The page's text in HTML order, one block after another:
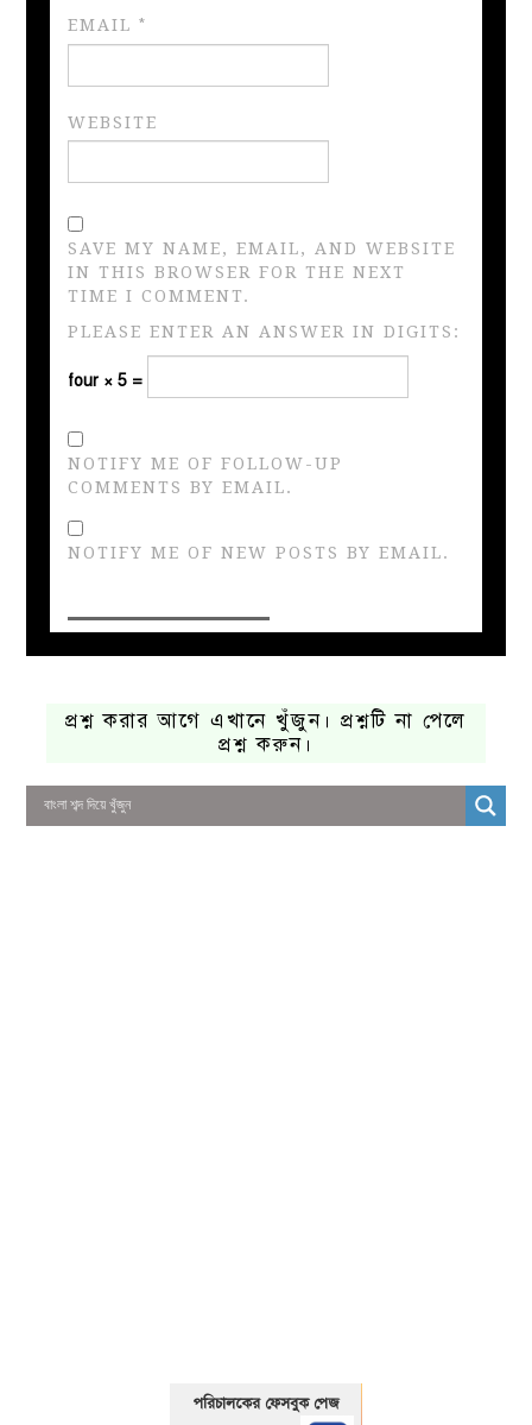
EMAIL*
WEBSITE
SAVE MY NAME, EMAIL, AND WEBSITE
IN THIS BROWSER FOR THE NEXT
TIME I COMMENT.
PLEASE ENTER AN ANSWER IN DIGITS:
four × 5 =
NOTIFY ME OF FOLLOW-UP
COMMENTS BY EMAIL.
NOTIFY ME OF NEW POSTS BY EMAIL.
প্রশ্ন করার আগে এখানে খুঁজুন। প্রশ্নটি না পেলে
প্রশ্ন করুন।
পরিচালকের ফেসবুক পেজ